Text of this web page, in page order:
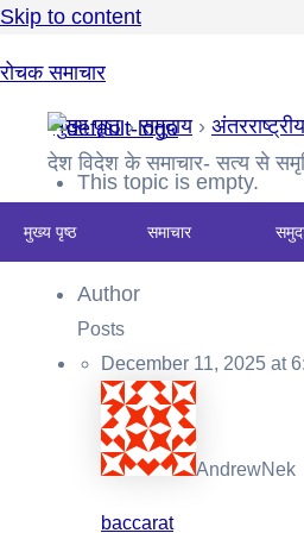
Skip to content
रोचक समाचार
देश विदेश के समाचार- सत्य से
मुख्य पृष्ठ समाचार
मुख्य पृष्ठ › समुदाय ›
This topic is empty.
Viewing 0 reply threads
Author
Posts
December 11, 2025 at
AndrewNek
baccarat